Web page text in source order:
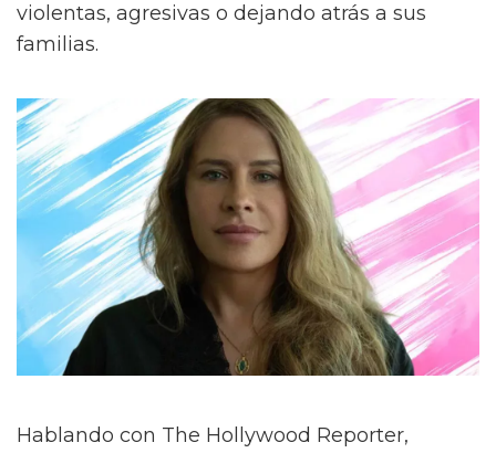
violentas, agresivas o dejando atrás a sus
familias.
Hablando con The Hollywood Reporter,